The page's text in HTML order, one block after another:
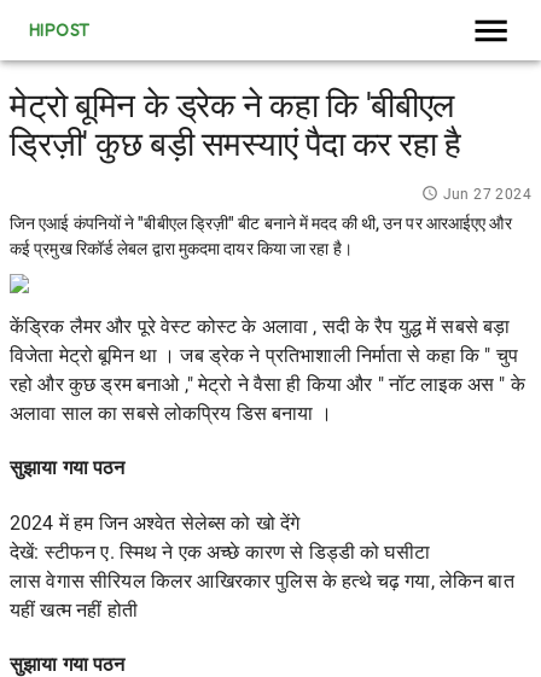
HIPOST
मेट्रो बूमिन के ड्रेक ने कहा कि 'बीबीएल
ड्रिज़ी' कुछ बड़ी समस्याएं पैदा कर रहा है
Jun 27 2024
जिन एआई कंपनियों ने "बीबीएल ड्रिज़ी" बीट बनाने में मदद की थी, उन पर आरआईएए और
कई प्रमुख रिकॉर्ड लेबल द्वारा मुकदमा दायर किया जा रहा है।
केंड्रिक लैमर और पूरे वेस्ट कोस्ट के अलावा ,सदी के रैप युद्ध में सबसे बड़ा
विजेतामेट्रो बूमिन था । जब ड्रेक ने प्रतिभाशाली निर्माता से कहा कि "चुप
रहो और कुछ ड्रम बनाओ ," मेट्रो ने वैसा ही किया और "नॉट लाइक अस " के
अलावा साल का सबसे लोकप्रिय डिस बनाया ।
सुझाया गया पठन
2024 में हम जिन अश्वेत सेलेब्स को खो देंगे
देखें: स्टीफन ए. स्मिथ ने एक अच्छे कारण से डिड्डी को घसीटा
लास वेगास सीरियल किलर आखिरकार पुलिस के हत्थे चढ़ गया, लेकिन बात
यहीं खत्म नहीं होती
सुझाया गया पठन